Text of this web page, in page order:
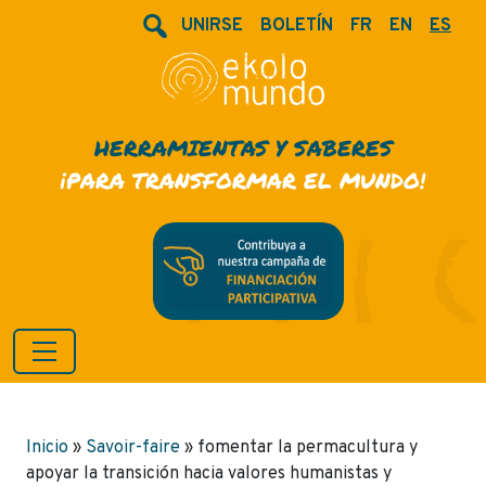
UNIRSE BOLETÍN FR EN ES
HERRAMIENTAS Y SABERES
¡PARA TRANSFORMAR EL MUNDO!
Inicio » Savoir-faire » fomentar la permacultura y
apoyar la transición hacia valores humanistas y